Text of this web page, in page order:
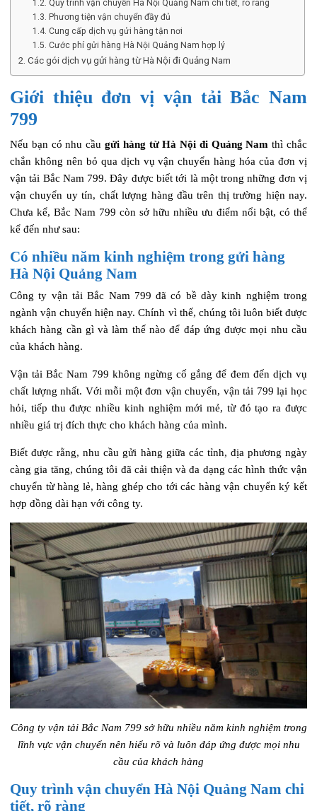
Quy trình vận chuyển Hà Nội Quảng Nam chi tiết, rõ ràng
Phương tiện vận chuyển đầy đủ
Cung cấp dịch vụ gửi hàng tận nơi
Cước phí gửi hàng Hà Nội Quảng Nam hợp lý
Các gói dịch vụ gửi hàng từ Hà Nội đi Quảng Nam
Giới thiệu đơn vị vận tải Bắc Nam
799
Nếu bạn có nhu cầu gửi hàng từ Hà Nội đi Quảng Nam thì chắc
chắn không nên bỏ qua dịch vụ vận chuyển hàng hóa của đơn vị
vận tải Bắc Nam 799. Đây được biết tới là một trong những đơn vị
vận chuyển uy tín, chất lượng hàng đầu trên thị trường hiện nay.
Chưa kể, Bắc Nam 799 còn sở hữu nhiều ưu điểm nổi bật, có thể
kể đến như sau:
Có nhiều năm kinh nghiệm trong gửi hàng
Hà Nội Quảng Nam
Công ty vận tải Bắc Nam 799 đã có bề dày kinh nghiệm trong
ngành vận chuyển hiện nay. Chính vì thế, chúng tôi luôn biết được
khách hàng cần gì và làm thế nào để đáp ứng được mọi nhu cầu
của khách hàng.
Vận tải Bắc Nam 799 không ngừng cố gắng để đem đến dịch vụ
chất lượng nhất. Với mỗi một đơn vận chuyển, vận tải 799 lại học
hỏi, tiếp thu được nhiều kinh nghiệm mới mẻ, từ đó tạo ra được
nhiều giá trị đích thực cho khách hàng của mình.
Biết được rằng, nhu cầu gửi hàng giữa các tỉnh, địa phương ngày
càng gia tăng, chúng tôi đã cải thiện và đa dạng các hình thức vận
chuyển từ hàng lẻ, hàng ghép cho tới các hàng vận chuyển ký kết
hợp đồng dài hạn với công ty.
Công ty vận tải Bắc Nam 799 sở hữu nhiều năm kinh nghiệm trong
lĩnh vực vận chuyển nên hiểu rõ và luôn đáp ứng được mọi nhu
cầu của khách hàng
Quy trình vận chuyển Hà Nội Quảng Nam chi
tiết, rõ ràng